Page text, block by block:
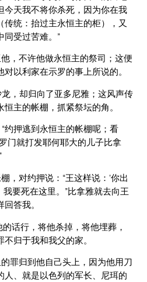
今天我不将你杀死，因为你在我
统：抬过主永恒主的柜），又
同受过苦难。”
，不许他做永恒主的祭司；这便
以利家在示罗的事上所说的。
，却归向了亚多尼雅；这风声传
主的帐棚，抓紧祭坛的角。
约押逃到永恒主的帐棚呢；看
门就打发耶何耶大的儿子比拿
，对约押说：“王这样说：‘你出
我要死在这里。”比拿雅就去向王
答我。
话行，将他杀掉，将他埋葬，
归于我和我父的家。
罪归到他自己头上，因为他用刀
人、就是以色列的军长、尼珥的